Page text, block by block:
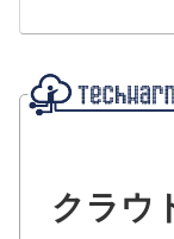
クラウ